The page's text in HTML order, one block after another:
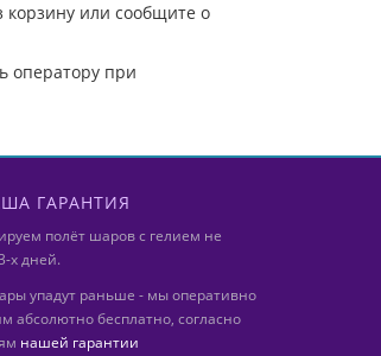
или сообщите о
оператору при
ГАРАНТИЯ
полёт шаров с гелием не
х дней.
упадут раньше - мы оперативно
абсолютно бесплатно, согласно
нашей гарантии